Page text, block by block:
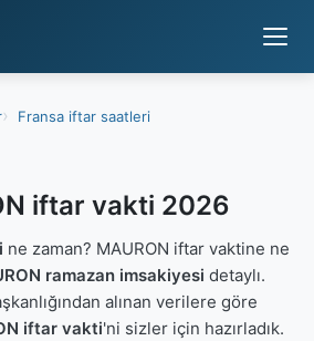
Fransa iftar saatleri
iftar vakti 2026
ne zaman? MAURON iftar vaktine ne
ramazan imsakiyesi detaylı.
alınan verilere göre
iftar vakti'ni sizler için hazırladık.